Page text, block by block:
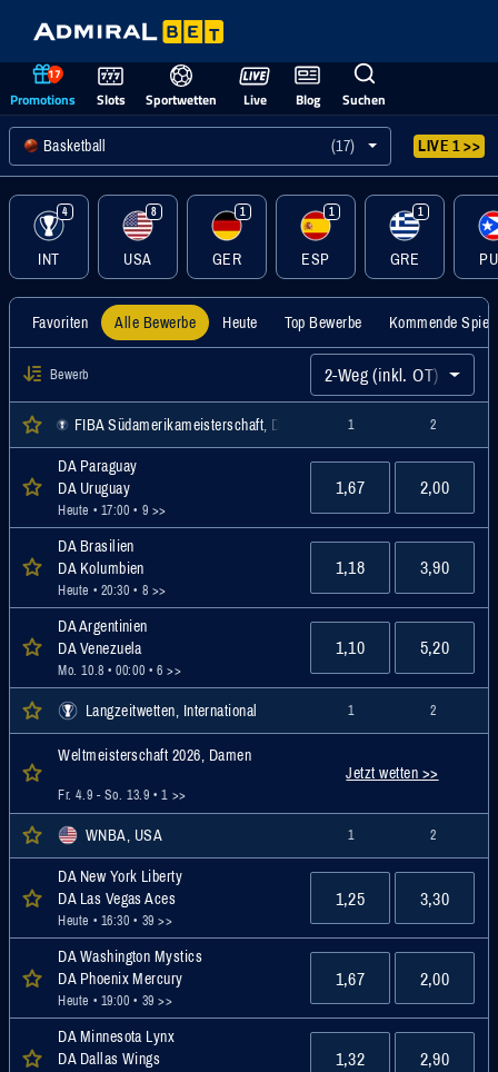
17
Promotions Slots Sportwetten Live Blog Suchen
Basketball (17) LIVE 1 >>
4
INT
8
USA
1
GER
1
ESP
1
GRE
Favoriten Alle Bewerbe Heute Top Bewerbe Kommende
Bewerb 2-Weg (inkl. OT)
FIBA Südamerikameisterschaft, Damen, International
1 2
DA Paraguay
DA Uruguay
Heute • 17:00 • 9 >>
1,67 2,00
DA Brasilien
DA Kolumbien
Heute • 20:30 • 8 >>
1,18 3,90
DA Argentinien
DA Venezuela
Mo. 10.8 • 00:00 • 6 >>
1,10 5,20
Langzeitwetten, International 1 2
Weltmeisterschaft 2026, Damen
Fr. 4.9 - So. 13.9 • 1 >>
Jetzt wetten >>
WNBA, USA 1 2
DA New York Liberty
DA Las Vegas Aces
Heute • 16:30 • 39 >>
1,25 3,30
DA Washington Mystics
DA Phoenix Mercury
Heute • 19:00 • 39 >>
1,67 2,00
DA Minnesota Lynx
DA Dallas Wings
1,32 2,90